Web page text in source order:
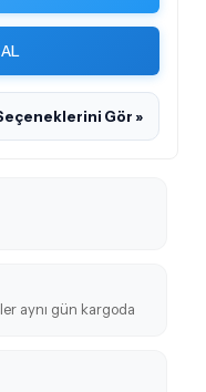
Gör »
aynı gün kargoda